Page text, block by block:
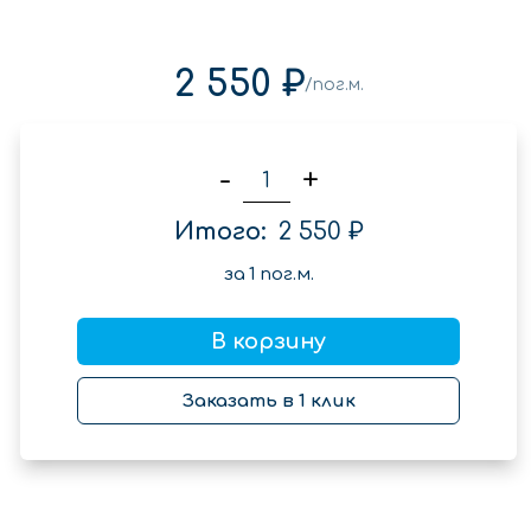
2 550 ₽/пог.м.
- +
Итого: 2 550 ₽
за 1 пог.м.
В корзину
Заказать в 1 клик